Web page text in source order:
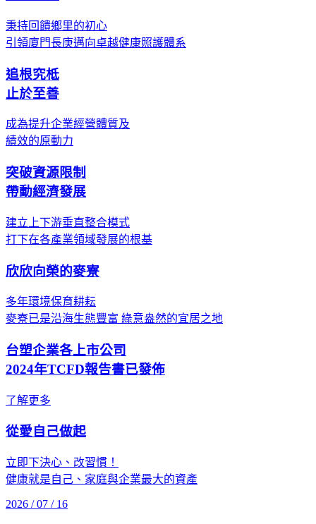
秉持回饋鄉里的初心
引領廈門長庚邁向卓越健康照護體系
追根究柢
止於至善
成為提升企業經營體質及
績效的原動力
突破資源限制
帶動經濟發展
建立上下游垂直整合模式
打下在各產業領域發展的根基
欣欣向榮的麥寮
多年環境保育耕耘
麥寮已是沿海生態豐富 綠意盎然的宜居之地
台塑企業各上市公司
2024年TCFD報告書已發佈
了解更多
從愛自己做起
立即下決心、改習慣！
健康就是自己、家庭與企業最大的資產
2026 / 07 / 16